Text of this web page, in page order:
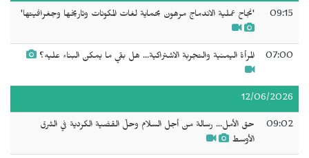
09:15 'نجاح عملية الاندماج مرهون بحماية لغات المكونات وتاريخها وجغرافيتها'
07:00 المرأة اليمنية والتجربة الاشتراكية... هل بقي ما يمكن البناء عليه؟
12/06/2026
09:02
حق الأمل... رسالة من أجل السلام وحلّ القضية الكردية في الشرق
الأوسط